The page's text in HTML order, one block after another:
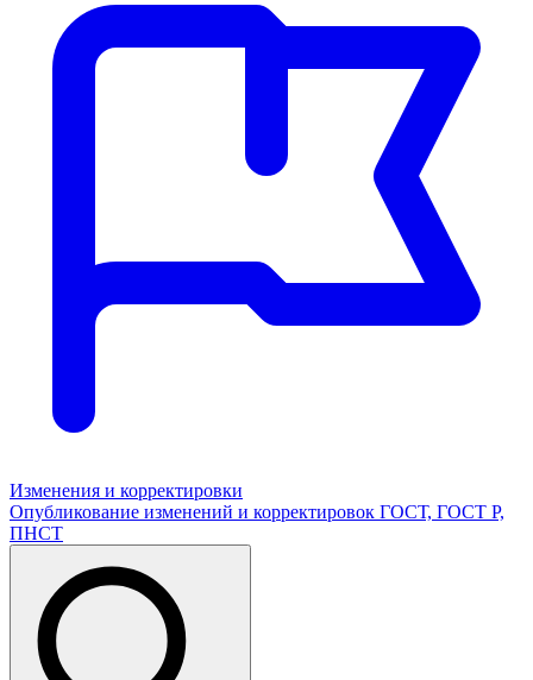
Изменения и корректировки
Опубликование изменений и корректировок ГОСТ, ГОСТ Р,
ПНСТ